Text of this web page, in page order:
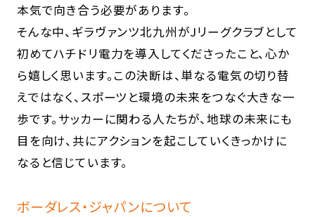
本気で向き合う必要があります。
そんな中、ギラヴァンツ北九州がJリーグクラブとして
初めてハチドリ電力を導入してくださったこと、心か
ら嬉しく思います。この決断は、単なる電気の切り替
えではなく、スポーツと環境の未来をつなぐ大きな一
歩です。サッカーに関わる人たちが、地球の未来にも
目を向け、共にアクションを起こしていくきっかけに
なると信じています。
ボーダレス・ジャパンについて